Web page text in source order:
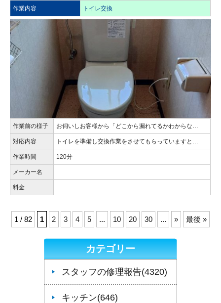
作業内容 トイレ交換
作業前の様子 お伺いしお客様から「どこから漏れてるかわからな…
対応内容 トイレを準備し交換作業をさせてもらっていますと…
作業時間 120分
メーカー名
料金
1 / 82 1 2 3 4 5 ... 10 20 30 ... » 最後 »
カテゴリー
スタッフの修理報告(4320)
キッチン(646)